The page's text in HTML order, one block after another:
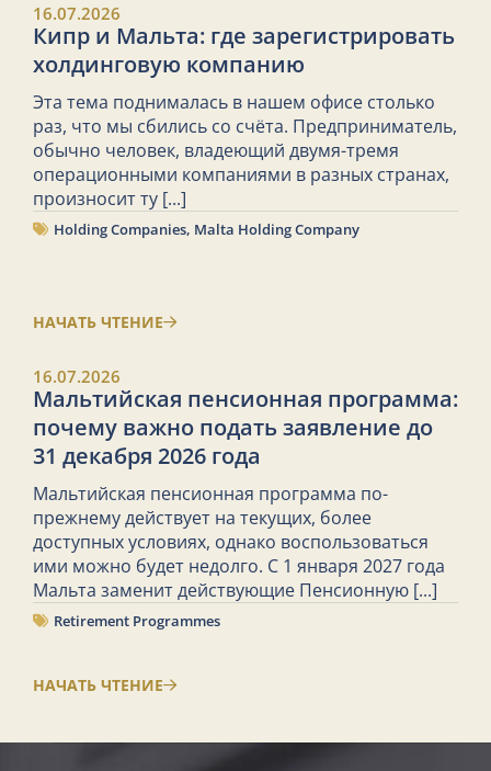
16.07.2026
Кипр и Мальта: где зарегистрировать
холдинговую компанию
Эта тема поднималась в нашем офисе столько
раз, что мы сбились со счёта. Предприниматель,
обычно человек, владеющий двумя-тремя
операционными компаниями в разных странах,
произносит ту [...]
Holding Companies, Malta Holding Company
НАЧАТЬ ЧТЕНИЕ
16.07.2026
Мальтийская пенсионная программа:
почему важно подать заявление до
31 декабря 2026 года
Мальтийская пенсионная программа по-
прежнему действует на текущих, более
доступных условиях, однако воспользоваться
ими можно будет недолго. С 1 января 2027 года
Мальта заменит действующие Пенсионную [...]
Retirement Programmes
НАЧАТЬ ЧТЕНИЕ